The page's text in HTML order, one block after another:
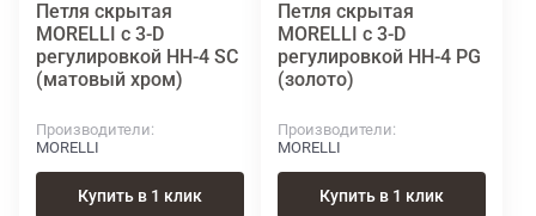
Петля скрытая
MORELLI с 3-D
регулировкой HH-4 SC
(матовый хром)
Производители
MORELLI
Купить в 1 клик
Петля скрытая
MORELLI с 3-D
регулировкой HH-4 PG
(золото)
Производители
MORELLI
Купить в 1 клик